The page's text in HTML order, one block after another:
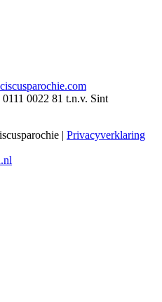
0022 81 t.n.v. Sint
| Privacyverklaring